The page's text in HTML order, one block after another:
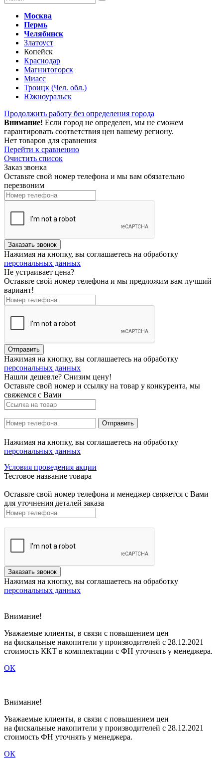
Москва
Пермь
Челябинск
Златоуст
Копейск
Краснодар
Магнитогорск
Миасс
Троицк (Чел. обл.)
Южноуральск
Продолжить работу без определения города
Внимание! Если город не определен, мы не сможем
гарантировать соответствия цен вашему региону.
Нет товаров для сравнения
Перейти к сравнению
Очистить список
Заказ звонка
Оставьте свой номер телефона и мы вам обязательно
перезвоним
Нажимая на кнопку, вы соглашаетесь на обработку
персональных данных
Не устраивает цена?
Оставьте свой номер телефона и мы предложим вам лучший
вариант!
Нажимая на кнопку, вы соглашаетесь на обработку
персональных данных
Нашли дешевле? Снизим цену!
Оставьте свой номер и ссылку на товар у конкурента, мы
свяжемся с Вами
Нажимая на кнопку, вы соглашаетесь на обработку
персональных данных
Условия проведения акции
Тестовое название товара
Оставьте свой номер телефона и менеджер свяжется с Вами
для уточнения деталей заказа
Нажимая на кнопку, вы соглашаетесь на обработку
персональных данных
Внимание!
Уважаемые клиенты, в связи с повышением цен
на фискальные накопители у производителей с 28.12.2021
стоимость ККТ в комплектации с ФН уточнять у менеджера.
ОК
Внимание!
Уважаемые клиенты, в связи c повышением цен
на фискальные накопители у производителей с 28.12.2021
стоимость ФН уточнять у менеджера.
ОК